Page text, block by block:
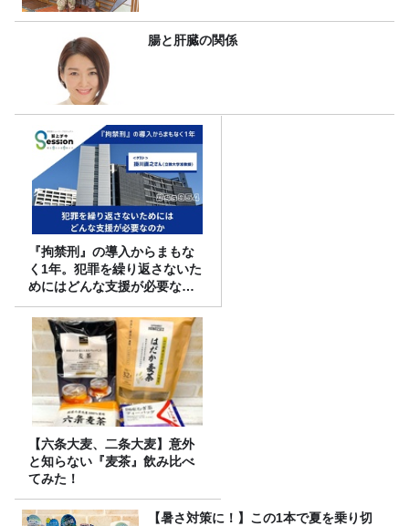
腸と肝臓の関係
『拘禁刑』の導入からまもな
く1年。犯罪を繰り返さないた
めにはどんな支援が必要なの
か
【六条大麦、二条大麦】意外
と知らない『麦茶』飲み比べ
てみた！
【暑さ対策に！】この1本で夏を乗り切